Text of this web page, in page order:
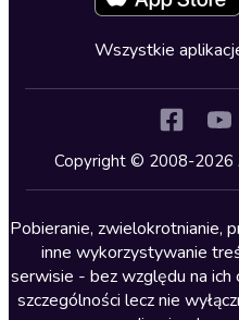
Kryminały
Lektury szkolne
Literatura anglojęzyczna
Literatura faktu
Literatura obyczajowa
Cykle audiobooków
Wszystkie
Copyright © 2008-2026
Pobieranie, zwielokrotnianie,
inne wykorzystywanie
serwisie - bez względu na
szczególności lecz nie